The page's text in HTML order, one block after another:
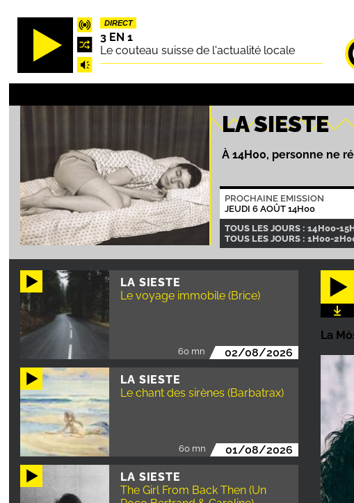
Aller
principal
DIRECT
3 EN 1
Le couteau suisse de l'actualité locale
LA SIESTE
À 14H00, personne ne
PROCHAINE EMISSION
JEUDI 6 AOÛT 14H00
TOUS LES JOURS : 14H00-
TOUS LES JOURS : 1H00-
LA SIESTE
Le voyage immobile (Brice)
60 mn 02/08/2026
LA SIESTE
Le chant des sirènes (Barbatrax)
60 mn 01/08/2026
LA SIESTE
The Girl From Back Then (Un
La